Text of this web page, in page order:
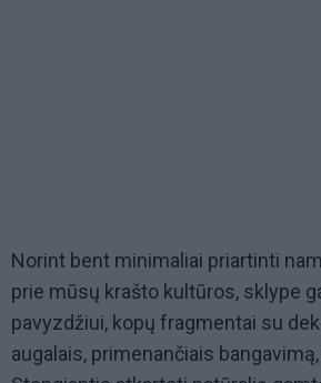
Norint bent minimaliai priartinti
prie mūsų krašto kultūros, sklype
pavyzdžiui, kopų fragmentai su
augalais, primenančiais